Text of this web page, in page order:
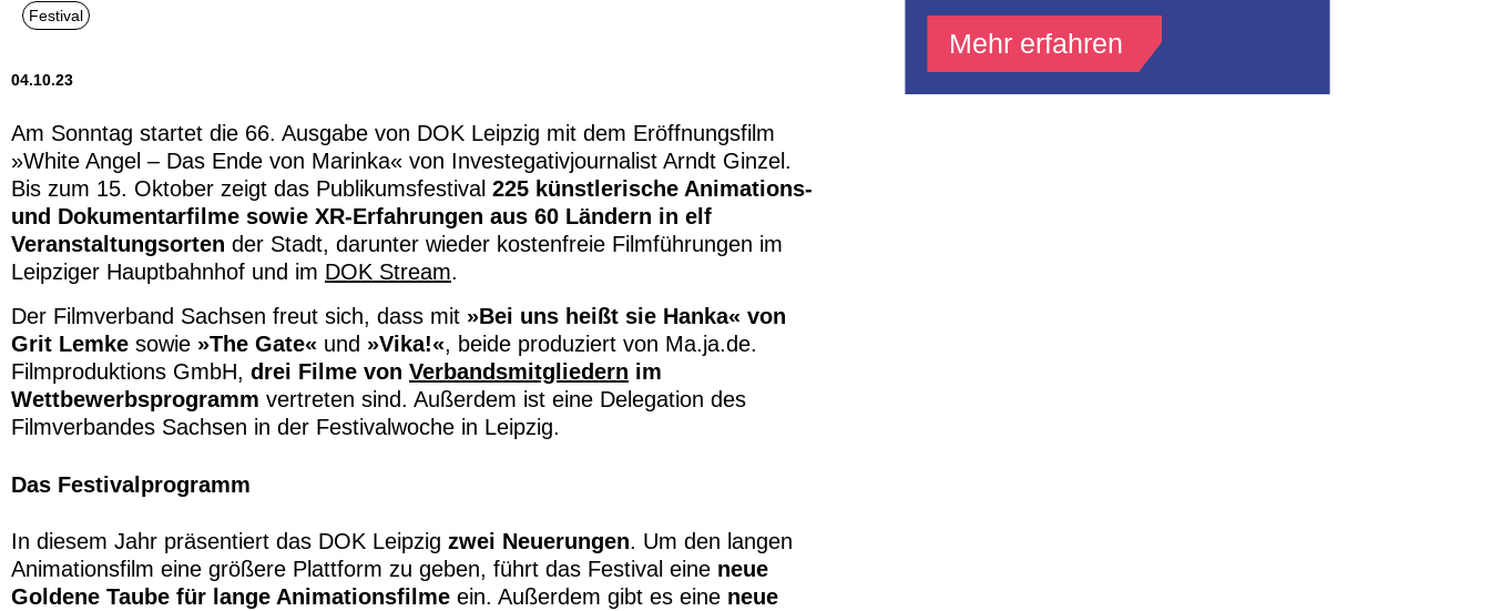
04.10.23
Am Sonntag startet die 66. Ausgabe von DOK Leipzig mit dem Eröffnungsfilm
»White Angel – Das Ende von Marinka« von Investegativjournalist Arndt Ginzel.
Bis zum 15. Oktober zeigt das Publikumsfestival 225 künstlerische Animations-
und Dokumentarfilme sowie XR-Erfahrungen aus 60 Ländern in elf
Veranstaltungsorten der Stadt, darunter wieder kostenfreie Filmführungen im
Leipziger Hauptbahnhof und im DOK Stream.
Der Filmverband Sachsen freut sich, dass mit »Bei uns heißt sie Hanka« von
Grit Lemke sowie »The Gate« und »Vika!«, beide produziert von Ma.ja.de.
Filmproduktions GmbH, drei Filme von Verbandsmitgliedern im
Wettbewerbsprogramm vertreten sind. Außerdem ist eine Delegation des
Filmverbandes Sachsen in der Festivalwoche in Leipzig.
Das Festivalprogramm
In diesem Jahr präsentiert das DOK Leipzig zwei Neuerungen. Um den langen
Animationsfilm eine größere Plattform zu geben, führt das Festival eine neue
Goldene Taube für lange Animationsfilme ein. Außerdem gibt es eine neue
Mehr erfahren